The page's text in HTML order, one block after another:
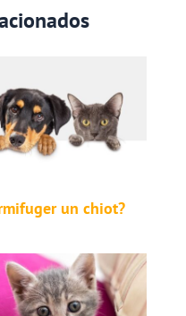
un chiot?